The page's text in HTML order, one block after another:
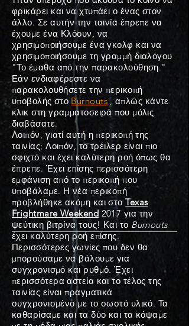
φρικάρει και να χτυπάει ο ένας στον
άλλο. Σε αυτήν την ταινία έπρεπε να
έχουμε ένα Κλόουν, να
χρησιμοποιήσουμε ένα γκολφ και να
χρησιμοποιήσουμε τη γραμμή διαλόγου
"Το έμαθα από την παρακολούθηση."
Εάν ενδιαφέρεστε να
παρακολουθήσετε την περικοπή
υποβολής στο Burnouts , απλώς κάντε
κλικ στη γραμματοσειρά που μόλις
διαβάσατε.
Λοιπόν, γιατί αυτή η περικοπή της
ταινίας; Λοιπόν, το τρέιλερ είναι πιο
σφιχτό και έχει καλύτερη ροή όπως θα
έπρεπε. Έχει επίσης περισσότερη
εμφάνιση από το περικοπή που
υποβάλαμε. Η νέα περικοπή
προβλήθηκε ακόμη και στοTexas
Frightmare Weekend 2017 για την
ψεύτικη βιτρίνα τους! Και το Burnouts
έχει καλύτερη ροή επίσης.
Περισσότερες γωνίες που δεν θα
μπορούσαμε να βάλουμε για
συγχρονισμό και ρυθμό. Έχει
περισσότερα αστεία και το τέλος της
ταινίας είναι πραγματικά
συγχρονισμένο με το σωστό υλικό. Τα
καθαρίσαμε και τα δύο και τα κόψαμε